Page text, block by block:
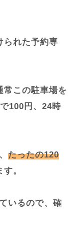
られた予約専
常この駐車場を
100円、24時
たったの120
。
いるので、確